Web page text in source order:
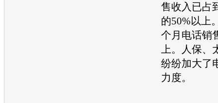
售收入已占
的50%以上
个月电话销
上。人保、
纷纷加大了
力度。